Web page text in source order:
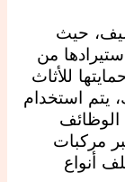
حيث
من
للأثاث
يتم استخدام
مركبات
أنواع